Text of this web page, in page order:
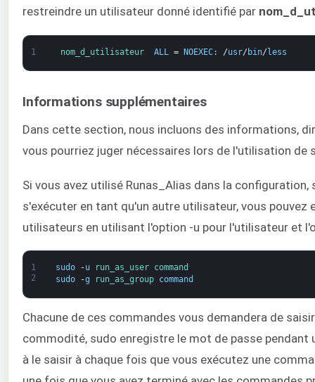
restreindre un utilisateur donné identifié par
1 nom_d_utilisateur ALL = NOEXEC: /usr/ bin/less
Informations supplémentaires
Dans cette section, nous incluons des informations,
vous pourriez juger nécessaires lors de l'utilisation de
Si vous avez utilisé Runas_Alias dans la
s'exécuter en tant qu'un autre utilisateur, vous
utilisateurs en utilisant l'option -u pour l'utilisateur et
1
2
sudo -u run_as_user command
sudo
-g run_as_group command
Chacune de ces commandes vous demandera de
commodité, sudo enregistre le mot de passe pendant
à le saisir à chaque fois que vous exécutez une